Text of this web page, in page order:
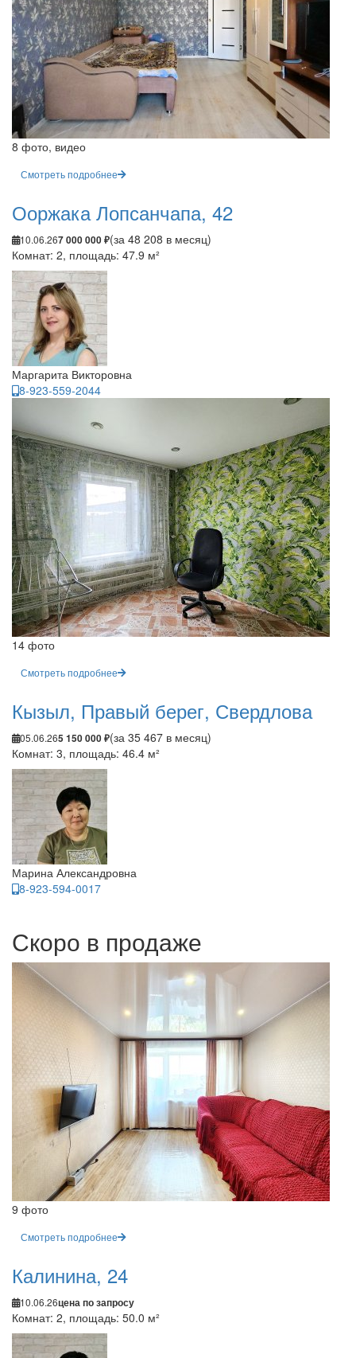
8 фото, видео
Смотреть подробнее
Ооржака Лопсанчапа, 42
10.06.267 000 000 ₽(за 48 208 в месяц)
Комнат: 2, площадь: 47.9 м²
Маргарита Викторовна
8-923-559-2044
14 фото
Смотреть подробнее
Кызыл, Правый берег, Свердлова
05.06.265 150 000 ₽(за 35 467 в месяц)
Комнат: 3, площадь: 46.4 м²
Марина Александровна
8-923-594-0017
Скоро в продаже
9 фото
Смотреть подробнее
Калинина, 24
10.06.26цена по запросу
Комнат: 2, площадь: 50.0 м²